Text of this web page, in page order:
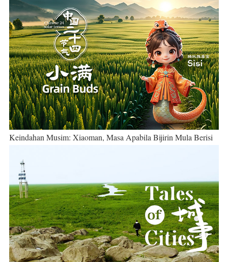
Keindahan Musim: Xiaoman, Masa Apabila Bijirin Mula Berisi